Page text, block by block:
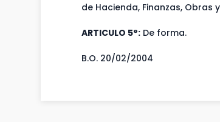
de Hacienda, Finanzas, Obras
ARTICULO 5°: De forma.
B.O. 20/02/2004